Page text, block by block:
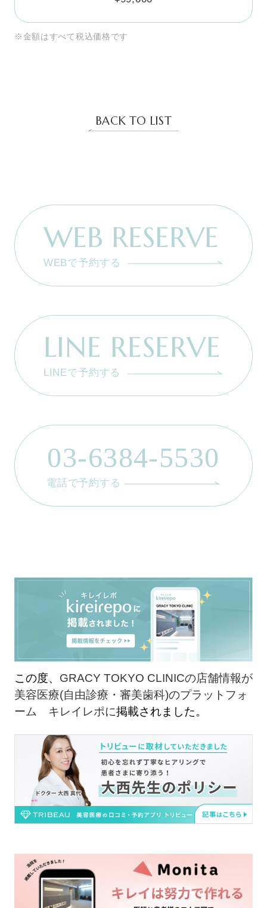
※金額はすべて税込価格です
BACK TO LIST
WEB RESERVE
WEBで予約する
LINE RESERVE
LINEで予約する
03-6384-5530
電話で予約する
この度、 GRACY TOKYO CLINICの店舗情報が
美容医療(自由診療・審美歯科)のプラットフォ
ーム キレイレポに掲載されました。